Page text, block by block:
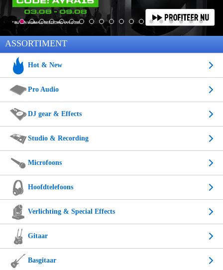
ASSORTIMENT
Hot & New
Pro Audio
DJ gear & Effects
Studio & Recording
Microfoons
Hoofdtelefoons
Verlichting & Special Effects
Gitaar
Basgitaar